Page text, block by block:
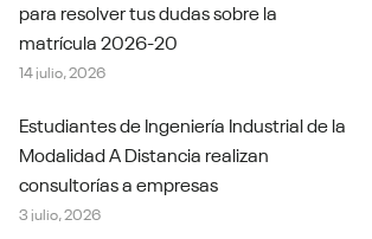
para resolver tus dudas sobre la
matrícula 2026-20
14 julio, 2026
Estudiantes de Ingeniería Industrial de la
Modalidad A Distancia realizan
consultorías a empresas
3 julio, 2026